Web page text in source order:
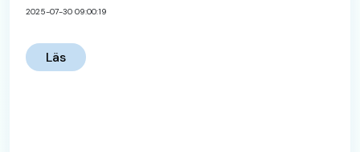
2025-07-30 09:00:19
Läs